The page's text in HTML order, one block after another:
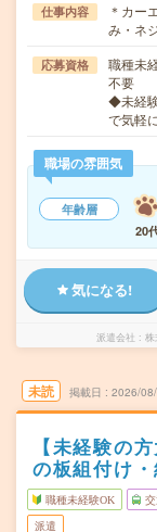
仕事内容
＊カー
み・ネ
応募資格
職種未
不要
◆未経
で気軽
職場の雰囲気
年齢層
20
気になる!
派遣会社 株
未読 掲載日 2026/
【未経験の
の板組付け
職種未経験OK
派遣